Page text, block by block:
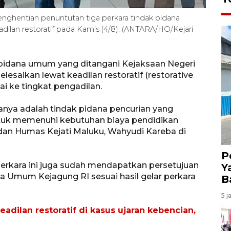
penuntutan tiga perkara tindak pidana
restoratif pada Kamis (4/8). (ANTARA/HO/Kejari
umum yang ditangani Kejaksaan Negeri
lewat keadilan restoratif (restorative
ke tingkat pengadilan.
adalah tindak pidana pencurian yang
memenuhi kebutuhan biaya pendidikan
Humas Kejati Maluku, Wahyudi Kareba di
ini juga sudah mendapatkan persetujuan
Umum Kejagung RI sesuai hasil gelar perkara
restoratif di kasus ujaran kebencian,
5